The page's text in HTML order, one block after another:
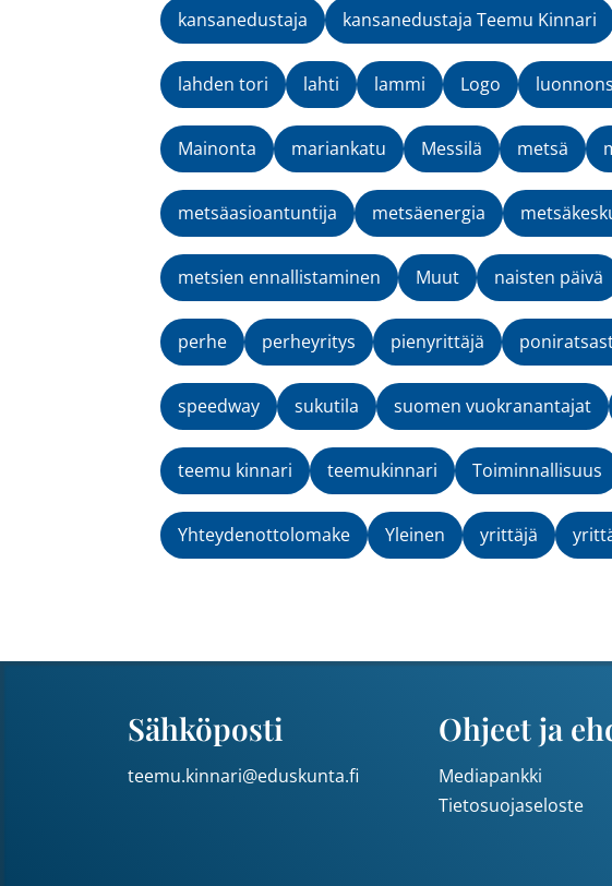
kansanedustaja kansanedustaja Teemu Kinnari
lahden tori lahti lammi Logo
Mainonta mariankatu Messilä metsä
metsäasioantuntija metsäenergia
metsien ennallistaminen Muut naisten päivä
perhe perheyritys pienyrittäjä
speedway sukutila suomen vuokranantajat
teemu kinnari teemukinnari Toiminnallisuus
Yhteydenottolomake Yleinen yrittäjä
Sähköposti
teemu.kinnari@eduskunta.fi
Ohjeet ja
Mediapankki
Tietosuojaseloste